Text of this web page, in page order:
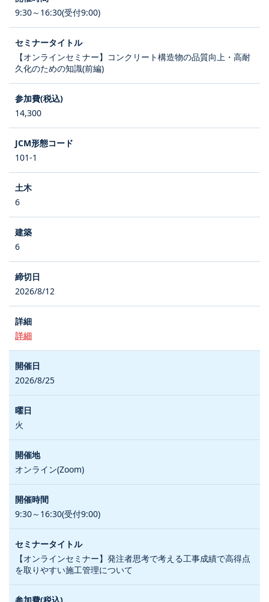
9:30～16:30(受付9:00)
【オンラインセミナー】コンクリート構造物の品質向上・高耐
久化のための知識(前編)
14,300
101-1
6
6
2026/8/12
詳細
2026/8/25
火
オンライン(Zoom)
9:30～16:30(受付9:00)
【オンラインセミナー】発注者思考で考える工事成績で高得点
を取りやすい施工管理について